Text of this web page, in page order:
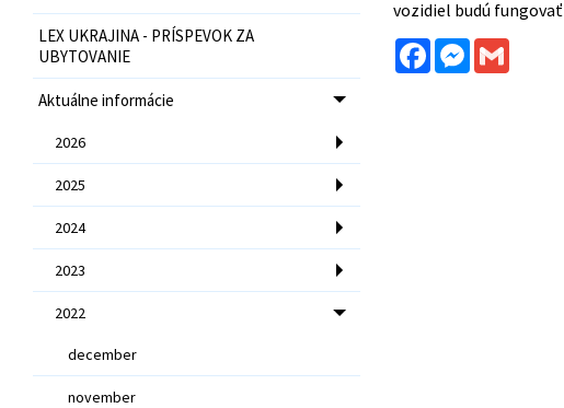
LEX UKRAJINA - PRÍSPEVOK ZA
UBYTOVANIE
Aktuálne informácie
2026
2025
2024
2023
2022
december
november
vozidiel budú fungovať
FacebookMessenger
Gmail